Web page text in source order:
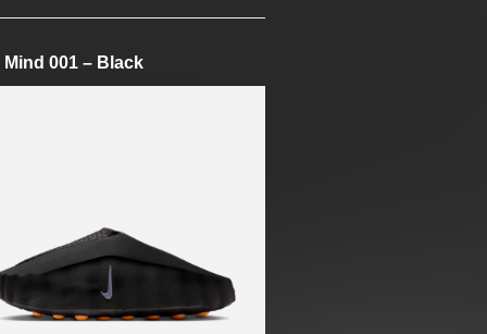
Mind 001 – Black